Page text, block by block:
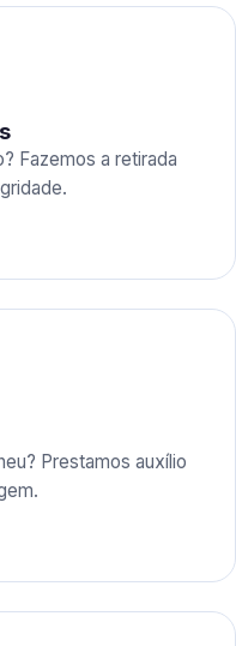
Fazemos a retirada
Prestamos auxílio